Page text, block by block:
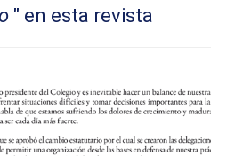
" en esta revista